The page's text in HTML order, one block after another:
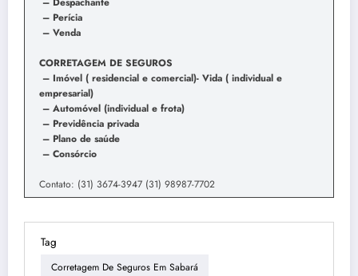
– Perícia
– Venda
CORRETAGEM DE SEGUROS
– Imóvel ( residencial e comercial)- Vida ( individual e
empresarial)
– Automóvel (individual e frota)
– Previdência privada
– Plano de saúde
– Consórcio
Contato: (31) 3674-3947 (31) 98987-7702
Tag
Corretagem De Seguros Em Sabará